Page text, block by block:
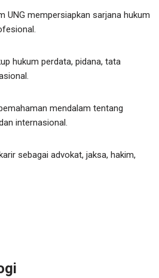
UNG mempersiapkan sarjana hukum
hukum perdata, pidana, tata
mendalam tentang
internasional.
sebagai advokat, jaksa, hakim,